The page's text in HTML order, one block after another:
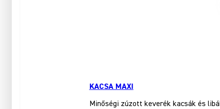
KACSA MAXI
Minőségi zúzott keverék kacsák és